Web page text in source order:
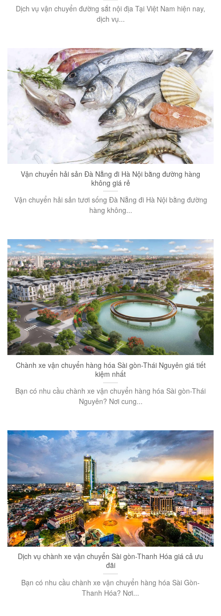
Dịch vụ vận chuyển đường sắt nội địa Tại Việt Nam hiện nay,
dịch vụ...
Vận chuyển hải sản Đà Nẵng đi Hà Nội bằng đường hàng
không giá rẻ
Vận chuyển hải sản tươi sống Đà Nẵng đi Hà Nội bằng đường
hàng không...
Chành xe vận chuyển hàng hóa Sài gòn-Thái Nguyên giá tiết
kiệm nhất
Bạn có nhu cầu chành xe vận chuyển hàng hóa Sài gòn-Thái
Nguyên? Nơi cung...
Dịch vụ chành xe vận chuyển Sài gòn-Thanh Hóa giá cả ưu
đãi
Bạn có nhu cầu chành xe vận chuyển hàng hóa Sài Gòn-
Thanh Hóa? Nơi...